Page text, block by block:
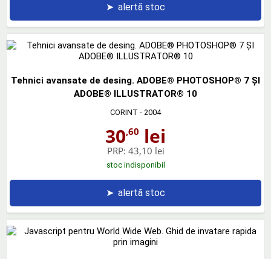
➤ alertă stoc
Tehnici avansate de desing. ADOBE® PHOTOSHOP® 7 ŞI
ADOBE® ILLUSTRATOR® 10
CORINT - 2004
30,60 lei
PRP: 43,10 lei
stoc indisponibil
➤ alertă stoc